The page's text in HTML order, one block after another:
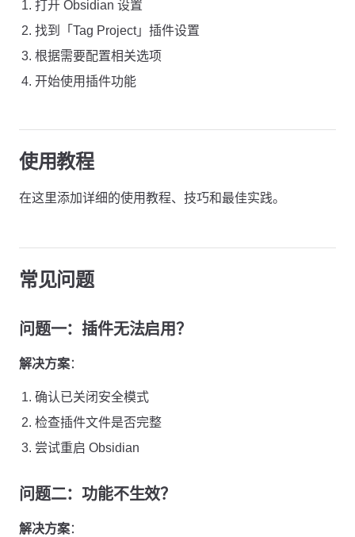
打开 Obsidian 设置
找到「Tag Project」插件设置
根据需要配置相关选项
开始使用插件功能
使用教程
在这里添加详细的使用教程、技巧和最佳实践。
常见问题
问题一：插件无法启用？
解决方案：
确认已关闭安全模式
检查插件文件是否完整
尝试重启 Obsidian
问题二：功能不生效？
解决方案：